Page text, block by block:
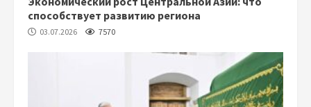
способствует развитию региона
03.07.2026 7570